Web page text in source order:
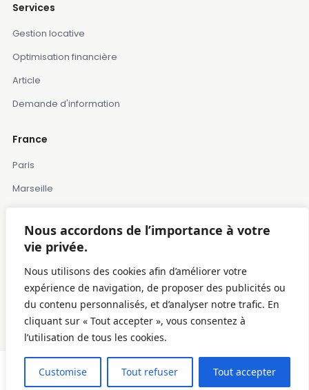
Nous accordons de l’importance à votre
vie privée.
Nous utilisons des cookies afin d’améliorer votre
expérience de navigation, de proposer des publicités ou
du contenu personnalisés, et d’analyser notre trafic. En
cliquant sur « Tout accepter », vous consentez à
l’utilisation de tous les cookies.
Customise Tout refuser Tout accepter
€0,00
0 (0 review)
Inquiry
Services
Gestion locative
Optimisation financière
Article
Demande d'information
France
Paris
Marseille
Montpellier
Toulose
© 2025 Davancorp France Confidentialité
Contact